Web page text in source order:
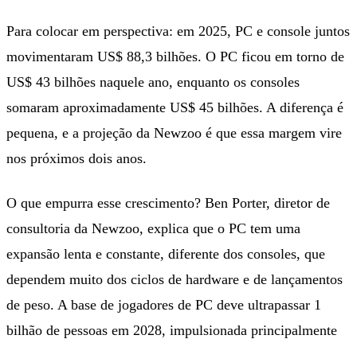
Para colocar em perspectiva: em 2025, PC e console juntos
movimentaram US$ 88,3 bilhões. O PC ficou em torno de
US$ 43 bilhões naquele ano, enquanto os consoles
somaram aproximadamente US$ 45 bilhões. A diferença é
pequena, e a projeção da Newzoo é que essa margem vire
nos próximos dois anos.
O que empurra esse crescimento? Ben Porter, diretor de
consultoria da Newzoo, explica que o PC tem uma
expansão lenta e constante, diferente dos consoles, que
dependem muito dos ciclos de hardware e de lançamentos
de peso. A base de jogadores de PC deve ultrapassar 1
bilhão de pessoas em 2028, impulsionada principalmente